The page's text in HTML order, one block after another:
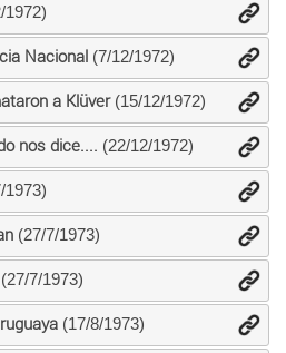
Nacional(7/12/1972)
a Klüver(15/12/1972)
nos dice.... (22/12/1972)
(27/7/1973)
7/1973)
(17/8/1973)